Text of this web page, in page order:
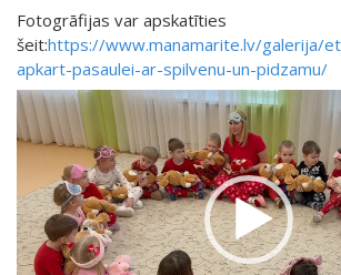
Fotogrāfijas var apskatīties
šeit:https://www.manamarite.lv/galerija/
apkart-pasaulei-ar-spilvenu-un-pidzamu/
Video
atskaņotājs